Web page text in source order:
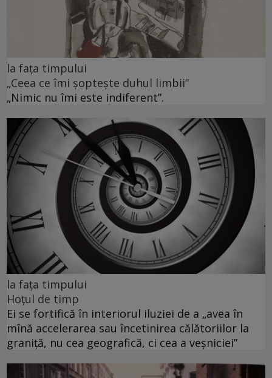
la fața timpului
„Ceea ce îmi șoptește duhul limbii”
„Nimic nu îmi este indiferent”.
la fața timpului
Hoțul de timp
Ei se fortifică în interiorul iluziei de a „avea în
mînă accelerarea sau încetinirea călătoriilor la
graniță, nu cea geografică, ci cea a veșniciei”